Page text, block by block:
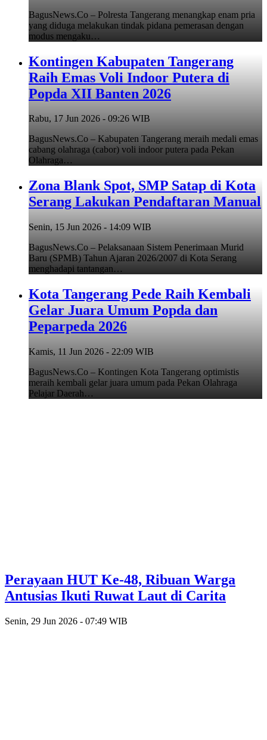
BagusNews.Co – Polresta Tangerang menangkap enam pria
yang diduga melakukan tindak pidana pemerasan dengan
modus mengaku…
Kontingen Kabupaten Tangerang
Raih Emas Voli Indoor Putera di
Popda XII Banten 2026
Rabu, 17 Jun 2026 - 09:26 WIB
BagusNews.Co – Kabupaten Tangerang meraih medali emas
cabang olahraga (cabor) voli indoor putera pada Pekan
Olahraga…
Zona Blank Spot, SMP Satap di Kota
Serang Lakukan Pendaftaran Manual
Senin, 15 Jun 2026 - 14:09 WIB
BagusNews.Co – Pelaksanaan Sistem Penerimaan Murid
Baru (SPMB) Tahun Ajaran 2026/2007 di Kota Serang
menghadapi tantangan…
Kota Tangerang Pede Raih Kembali
Gelar Juara Umum Popda dan
Peparpeda 2026
Kamis, 11 Jun 2026 - 22:09 WIB
BagusNews.Co – Kontingen Kota Tangerang optimistis
meraih kembali gelar juara umum pada Pekan Olahraga
Pelajar Daerah…
Perayaan HUT Ke-48, Ribuan Warga
Antusias Ikuti Ruwat Laut di Carita
Senin, 29 Jun 2026 - 07:49 WIB